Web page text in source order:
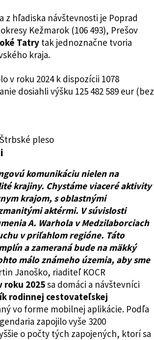
z hľadiska návštevnosti je Poprad
Kežmarok (106 493), Prešov
Tatry tak jednoznačne tvoria
kraja.
v roku 2024 k dispozícii 1078
dosiahli výšku 125 482 589 eur (bez
pleso
komunikáciu nielen na
krajiny. Chystáme viaceré aktivity
krajom, s oblastnými
aktérmi. V súvislosti
A. Warhola v Medzilaborciach
v priľahlom regióne. Táto
a zameraná bude na mäkký
málo známeho územia, aby sme
Janoško, riaditeľ KOCR
roku 2025sa domáci a návštevníci
rodinnej cestovateľskej
vo forme mobilnej aplikácie. Podľa
zapojilo vyše 3200
o počty tých zapojených, ktorí sa